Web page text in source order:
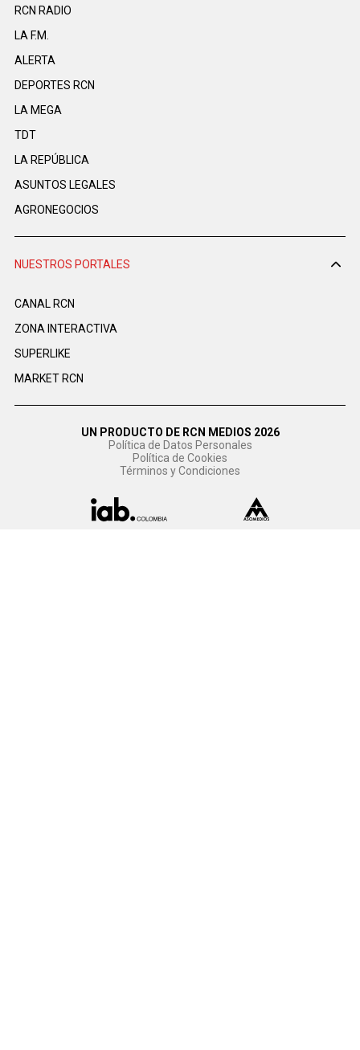
RCN RADIO
LA F.M.
ALERTA
DEPORTES RCN
LA MEGA
TDT
LA REPÚBLICA
ASUNTOS LEGALES
AGRONEGOCIOS
NUESTROS PORTALES
CANAL RCN
ZONA INTERACTIVA
SUPERLIKE
MARKET RCN
UN PRODUCTO DE RCN MEDIOS 2026
Política de Datos Personales
Política de Cookies
Términos y Condiciones